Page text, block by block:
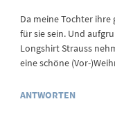
Da meine Tochter ihre
für sie sein. Und
Longshirt Strauss
eine schöne (Vor-
ANTWORTEN